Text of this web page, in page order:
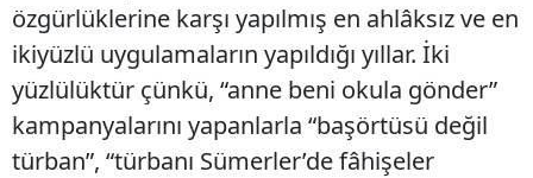
özgürlüklerine karşı yapılmış en ahlâksız ve en
ikiyüzlü uygulamaların yapıldığı yıllar. İki
yüzlülüktür çünkü, “anne beni okula gönder”
kampanyalarını yapanlarla “başörtüsü değil
türban”, “türbanı Sümerler’de fâhişeler